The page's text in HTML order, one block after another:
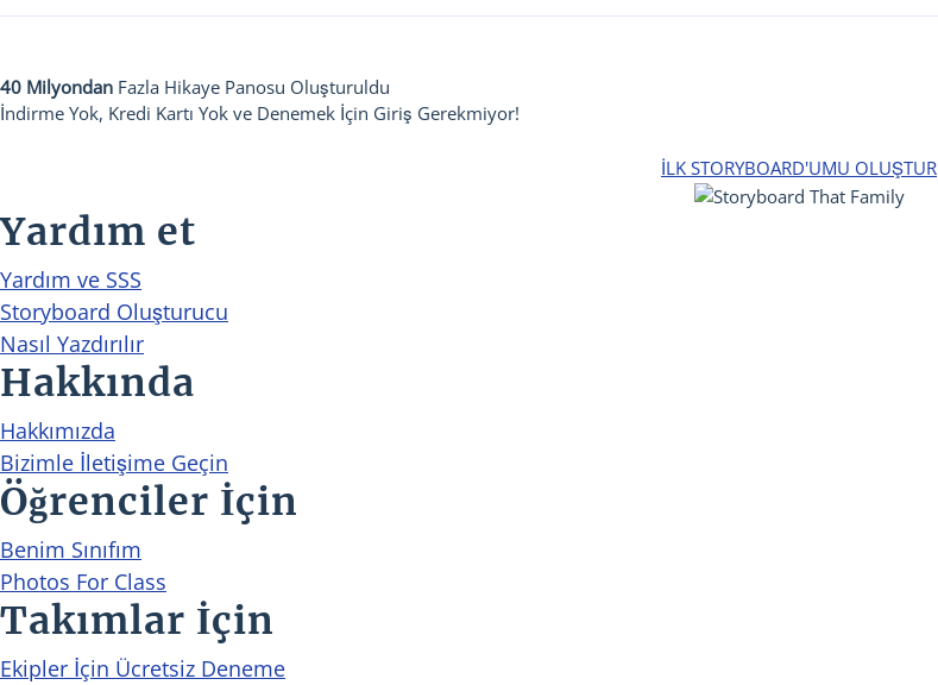
40 Milyondan Fazla Hikaye Panosu Oluşturuldu
İndirme Yok, Kredi Kartı Yok ve Denemek İçin Giriş Gerekmiyor!
İLK STORYBOARD'UMU OLUŞTUR
Yardım et
Yardım ve SSS
Storyboard Oluşturucu
Nasıl Yazdırılır
Hakkında
Hakkımızda
Bizimle İletişime Geçin
Öğrenciler İçin
Benim Sınıfım
Photos For Class
Takımlar İçin
Ekipler İçin Ücretsiz Deneme